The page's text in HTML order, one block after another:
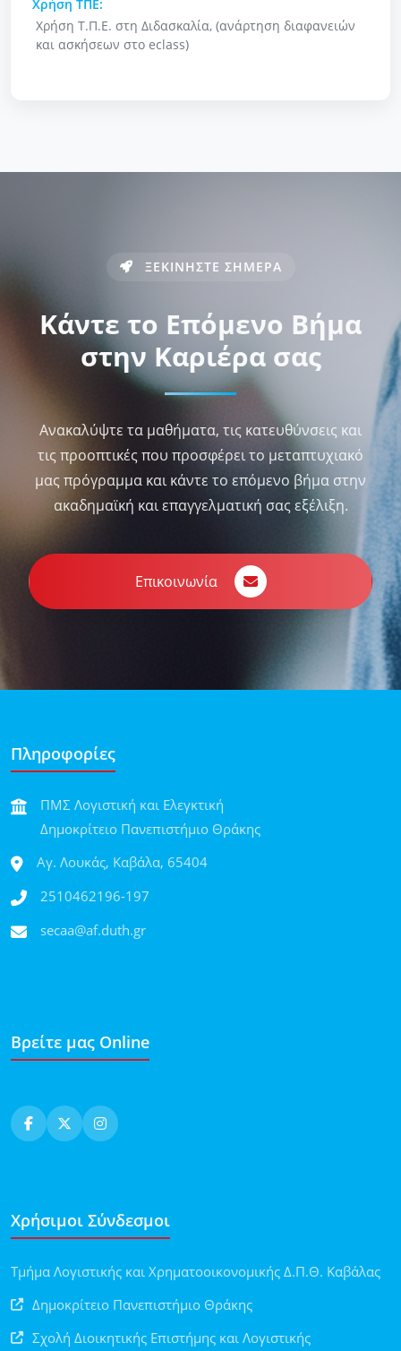
Χρήση ΤΠΕ:
Χρήση Τ.Π.Ε. στη Διδασκαλία, (ανάρτηση διαφανειών
και ασκήσεων στο eclass)
ΞΕΚΙΝΗΣΤΕ ΣΗΜΕΡΑ
Κάντε το Επόμενο Βήμα
στην Καριέρα σας
Ανακαλύψτε τα μαθήματα, τις κατευθύνσεις και
τις προοπτικές που προσφέρει το μεταπτυχιακό
μας πρόγραμμα και κάντε το επόμενο βήμα στην
ακαδημαϊκή και επαγγελματική σας εξέλιξη.
Επικοινωνία
Πληροφορίες
ΠΜΣ Λογιστική και Ελεγκτική
Δημοκρίτειο Πανεπιστήμιο Θράκης
Αγ. Λουκάς, Καβάλα, 65404
2510462196-197
secaa@af.duth.gr
Βρείτε μας Online
Χρήσιμοι Σύνδεσμοι
Τμήμα Λογιστικής και Χρηματοοικονομικής Δ.Π.Θ. Καβάλας
Δημοκρίτειο Πανεπιστήμιο Θράκης
Σχολή Διοικητικής Επιστήμης και Λογιστικής